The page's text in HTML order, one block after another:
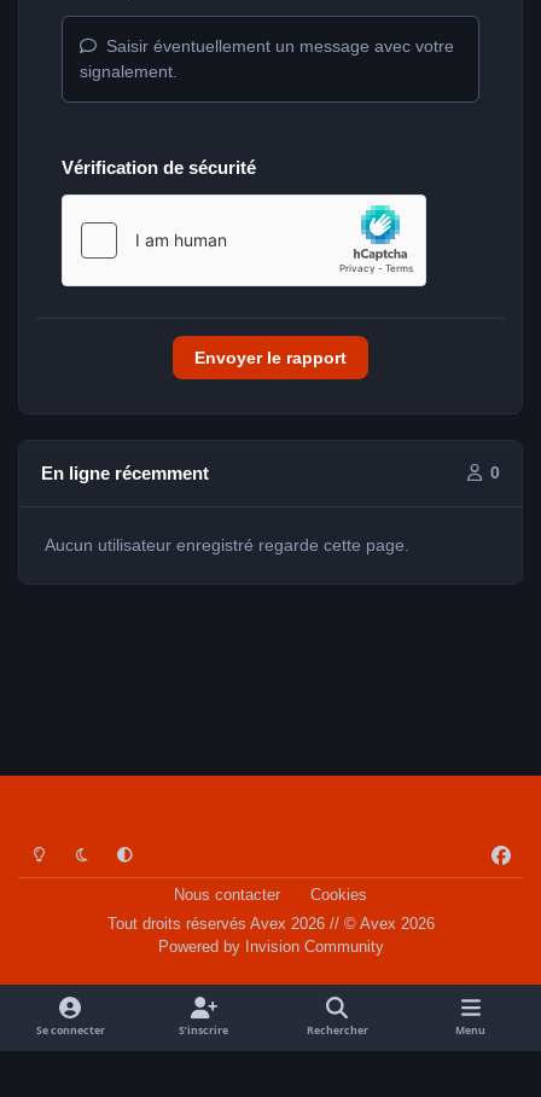
Saisir éventuellement un message avec votre
signalement.
Vérification de sécurité
Envoyer le rapport
En ligne récemment 0
Aucun utilisateur enregistré regarde cette page.
Light ModeDark ModeSystem Preference
a
o
k
Nous contacter
Cookies
Tout droits réservés Avex 2026 // © Avex 2026
Powered by Invision Community
Se connecter S’inscrire Rechercher Menu